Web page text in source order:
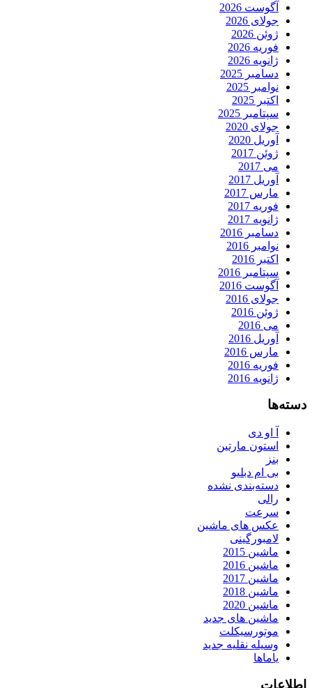
آگوست 2026
جولای 2026
ژوئن 2026
فوریه 2026
ژانویه 2026
دسامبر 2025
نوامبر 2025
اکتبر 2025
سپتامبر 2025
جولای 2020
آوریل 2020
ژوئن 2017
می 2017
آوریل 2017
مارس 2017
فوریه 2017
ژانویه 2017
دسامبر 2016
نوامبر 2016
اکتبر 2016
سپتامبر 2016
آگوست 2016
جولای 2016
ژوئن 2016
می 2016
آوریل 2016
مارس 2016
فوریه 2016
ژانویه 2016
دسته‌ها
آ او دی
استون مارتین
بنز
بی ام دبلیو
دسته‌بندی نشده
رالی
سرعت
عکس های ماشین
لامبورگینی
ماشین 2015
ماشین 2016
ماشین 2017
ماشین 2018
ماشین 2020
ماشین های جدید
موتورسیکلت
وسیله نقلیه جدید
یاماها
اطلاعات